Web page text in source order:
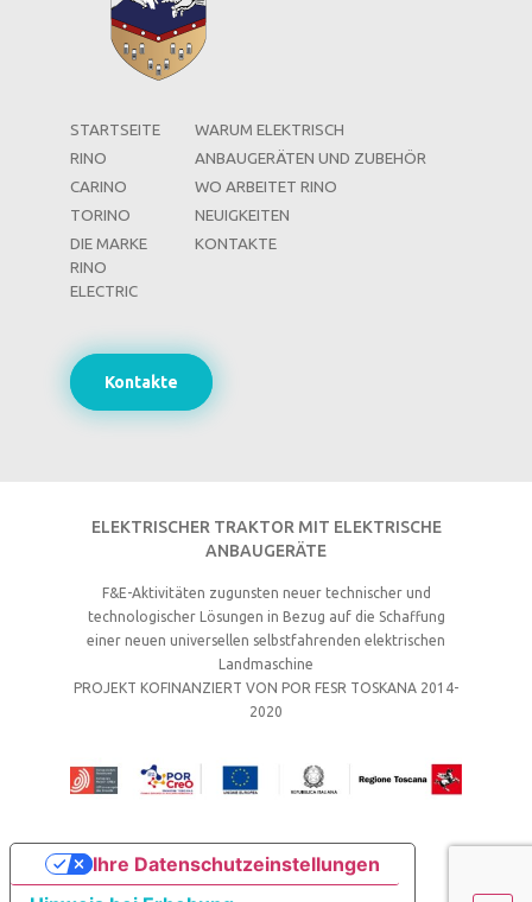
STARTSEITE
RINO
CARINO
TORINO
DIE MARKE
RINO
ELECTRIC
WARUM ELEKTRISCH
ANBAUGERÄTEN UND ZUBEHÖR
WO ARBEITET RINO
NEUIGKEITEN
KONTAKTE
Kontakte
ELEKTRISCHER TRAKTOR MIT ELEKTRISCHE
ANBAUGERÄTE
F&E-Aktivitäten zugunsten neuer technischer und
technologischer Lösungen in Bezug auf die Schaffung
einer neuen universellen selbstfahrenden elektrischen
Landmaschine
PROJEKT KOFINANZIERT VON POR FESR TOSKANA 2014-
2020
Ihre Datenschutzeinstellungen